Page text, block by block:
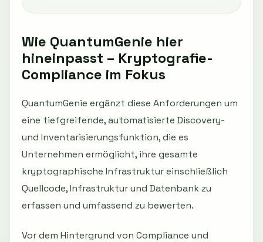
Wie QuantumGenie hier
hineinpasst – Kryptografie-
Compliance im Fokus
QuantumGenie ergänzt diese Anforderungen um
eine tiefgreifende, automatisierte Discovery-
und Inventarisierungsfunktion, die es
Unternehmen ermöglicht, ihre gesamte
kryptographische Infrastruktur einschließlich
Quellcode, Infrastruktur und Datenbank zu
erfassen und umfassend zu bewerten.
Vor dem Hintergrund von Compliance und